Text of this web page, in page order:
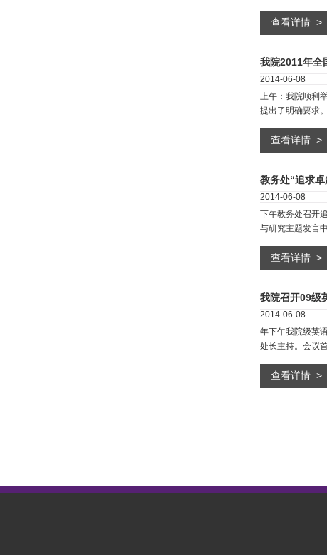
查看详情
我院2011年全
2014-06-08
上午：我院顺利
提出了明确要求
查看详情
教务处“追求
2014-06-08
下午教务处召开
与研究主题发言
查看详情
我院召开09级
2014-06-08
年下午我院级英
处长主持。会议
查看详情